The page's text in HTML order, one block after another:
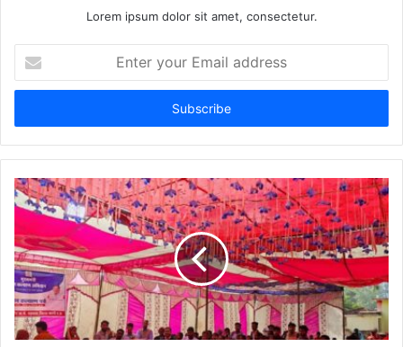
Lorem ipsum dolor sit amet, consectetur.
t
r
y
u
r
E
m
a
i
l
a
d